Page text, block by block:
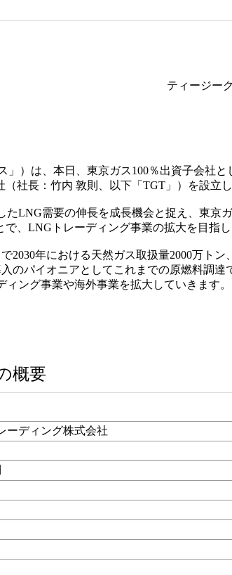
ティージー
）は、本日、東京ガス100％出資子会社
社長：竹内 敦則、以下「TGT」）を設立し
LNG需要の伸長を成長機会と捉え、東京
、LNGトレーディング事業の拡大を目指し
2030年における天然ガス取扱量2000万ト
のパイオニアとしてこれまでの原燃料調達
ング事業や海外事業を拡大していきます。
概要
ーディング株式会社